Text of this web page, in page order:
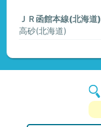
ＪＲ函館本線(北海道)
高砂(北海道)